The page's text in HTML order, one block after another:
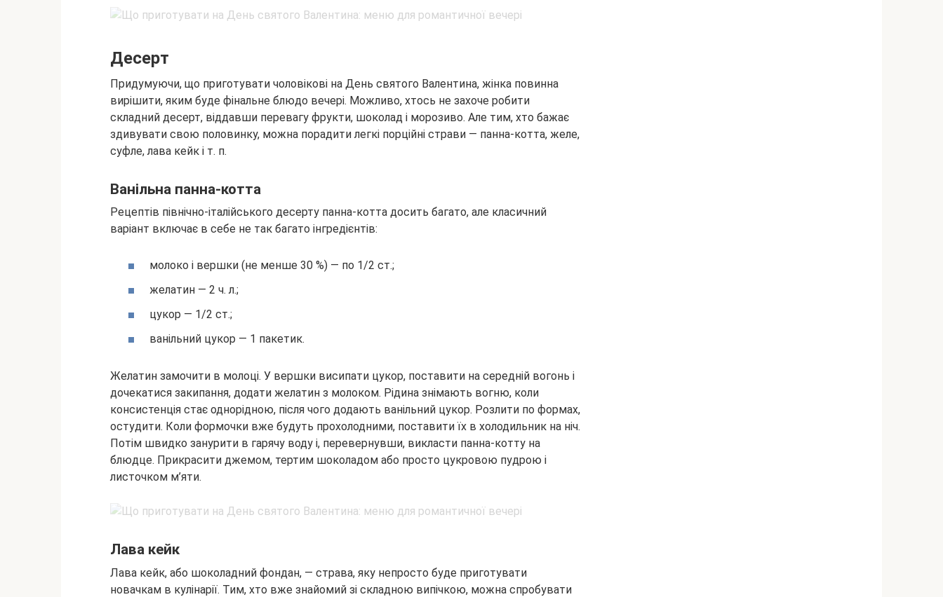
Десерт
Придумуючи, що приготувати чоловікові на День святого Валентина, жінка повинна
вирішити, яким буде фінальне блюдо вечері. Можливо, хтось не захоче робити
складний десерт, віддавши перевагу фрукти, шоколад і морозиво. Але тим, хто бажає
здивувати свою половинку, можна порадити легкі порційні страви — панна-котта, желе,
суфле, лава кейк і т. п.
Ванільна панна-котта
Рецептів північно-італійського десерту панна-котта досить багато, але класичний
варіант включає в себе не так багато інгредієнтів:
молоко і вершки (не менше 30 %) — по 1/2 ст.;
желатин — 2 ч. л.;
цукор — 1/2 ст.;
ванільний цукор — 1 пакетик.
Желатин замочити в молоці. У вершки висипати цукор, поставити на середній вогонь і
дочекатися закипання, додати желатин з молоком. Рідина знімають вогню, коли
консистенція стає однорідною, після чого додають ванільний цукор. Розлити по формах,
остудити. Коли формочки вже будуть прохолодними, поставити їх в холодильник на ніч.
Потім швидко занурити в гарячу воду і, перевернувши, викласти панна-котту на
блюдце. Прикрасити джемом, тертим шоколадом або просто цукровою пудрою і
листочком м’яти.
Лава кейк
Лава кейк, або шоколадний фондан, — страва, яку непросто буде приготувати
новачкам в кулінарії. Тим, хто вже знайомий зі складною випічкою, можна спробувати